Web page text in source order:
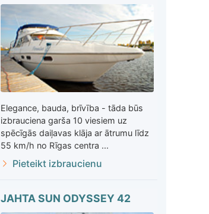
Elegance, bauda, brīvība - tāda būs
izbrauciena garša 10 viesiem uz
spēcīgās daiļavas klāja ar ātrumu līdz
55 km/h no Rīgas centra ...
Pieteikt izbraucienu
JAHTA SUN ODYSSEY 42